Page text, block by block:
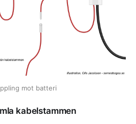
mot batteri
kabelstammen